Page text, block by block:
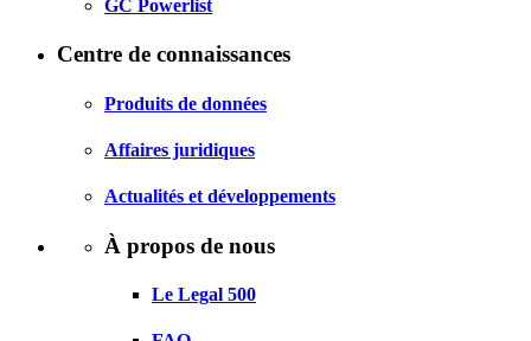
GC Powerlist
Centre de connaissances
Produits de données
Affaires juridiques
Actualités et développements
À propos de nous
Le Legal 500